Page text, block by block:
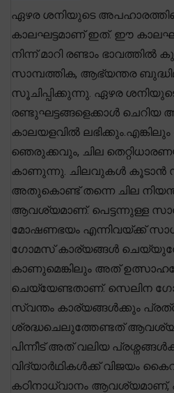
ഏഴര ശനിയുടെ
കാലഘട്ടമാണ് ഇത്. ഈ
നിന്ന് മാറി രണ്ടാം
സാമ്പത്തിക, ആഭ്യന്തര
സൂചിപ്പിക്കുന്നു. ഏഴര ശനിയുടെ
രണ്ടുഘട്ടങ്ങളെക്കാൾ
കാലയളവിൽ
ഞെരുക്കവും, ചില
കാണുന്നു. ചിലവുകൾ
അതുകൊണ്ട് തന്നെ ചില
ആവശ്യമാണ്. പെട്ടന്നുള്ള
മോഷണഭയം എന്നിവയ്ക്ക്
ഗോമസ് കാര്യങ്ങൾ
കാണുമെങ്കിലും അത്
ചെയ്യേണ്ടതാണ്. സെലിന
സ്വന്തം കാര്യങ്ങൾക്കും
ശ്രദ്ധചെലുത്തേണ്ടത്
പിന്നീട് അത് വലിയ
വിദ്യാർഥികൾക്ക് വിജയം
കഠിനാധ്വാനം ആവശ്യമാണ്,